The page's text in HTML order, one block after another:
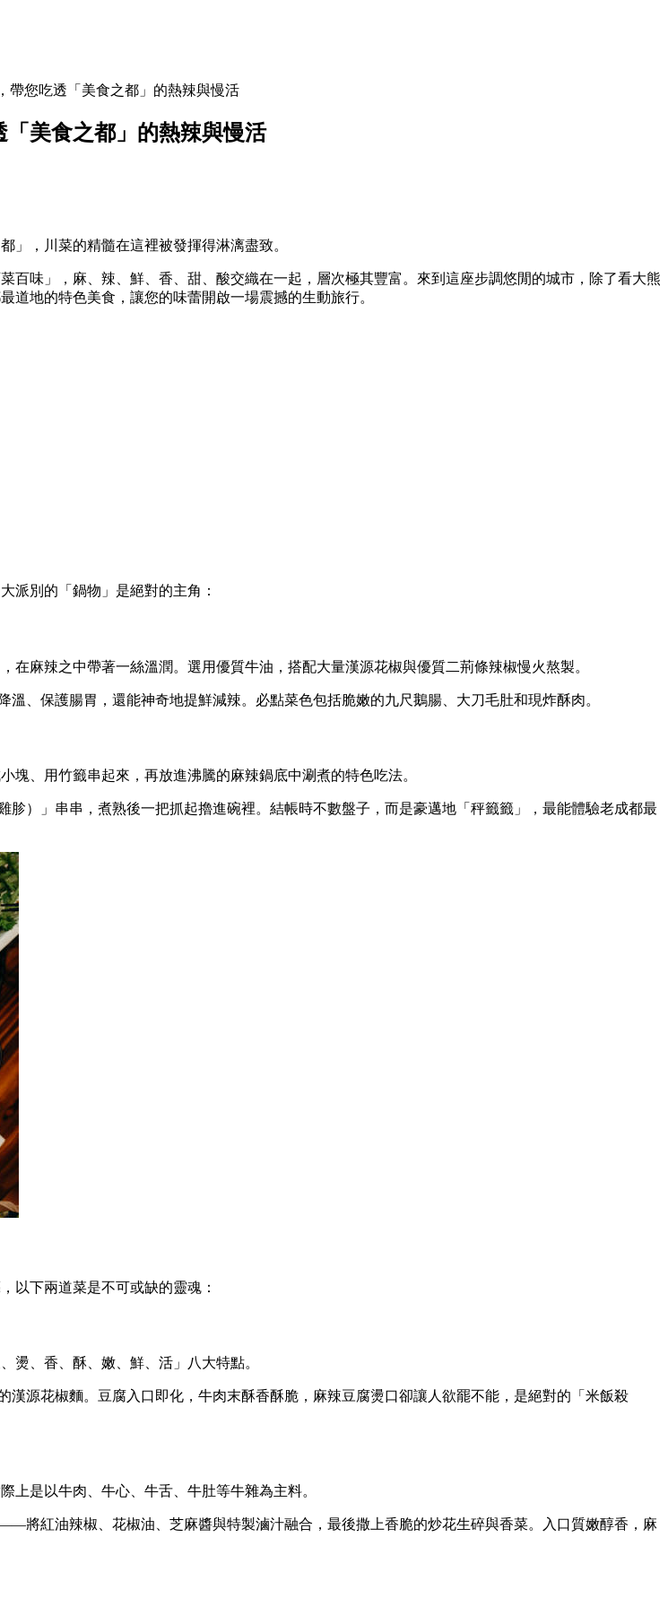
帶您吃透「美食之都」的熱辣與慢活
美食之都」的熱辣與慢活
」，川菜的精髓在這裡被發揮得淋漓盡致。
味」，麻、辣、鮮、香、甜、酸交織在一起，層次極其豐富。來到這座步調悠閒的城市，除了看大熊
地的特色美食，讓您的味蕾開啟一場震撼的生動旅行。
派別的「鍋物」是絕對的主角：
麻辣之中帶著一絲溫潤。選用優質牛油，搭配大量漢源花椒與優質二荊條辣椒慢火熬製。
、保護腸胃，還能神奇地提鮮減辣。必點菜色包括脆嫩的九尺鵝腸、大刀毛肚和現炸酥肉。
、用竹籤串起來，再放進沸騰的麻辣鍋底中涮煮的特色吃法。
）」串串，煮熟後一把抓起擼進碗裡。結帳時不數盤子，而是豪邁地「秤籤籤」，最能體驗老成都最
以下兩道菜是不可或缺的靈魂：
燙、香、酥、嫩、鮮、活」八大特點。
源花椒麵。豆腐入口即化，牛肉末酥香酥脆，麻辣豆腐燙口卻讓人欲罷不能，是絕對的「米飯殺
上是以牛肉、牛心、牛舌、牛肚等牛雜為主料。
將紅油辣椒、花椒油、芝麻醬與特製滷汁融合，最後撒上香脆的炒花生碎與香菜。入口質嫩醇香，麻